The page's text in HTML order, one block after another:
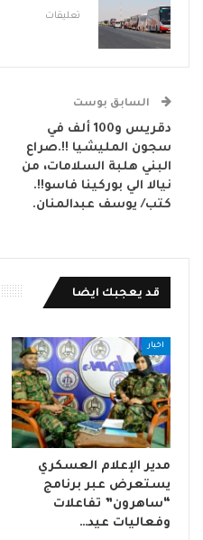
تعليقات
السابق بوست
دقريس و100 ألف في
سجون المليشيا !!.صراع
البني هلبة السلامات، من
نيالا الي بوركينا فاسو!!.
كتب/ يوسف عبدالمنان.
قد يعجبك ايضا
اخبار
مدير الإعلام العسكري
يستعرض عبر برنامج
“ساهرون” تفاعلات
وفعاليات عيد…